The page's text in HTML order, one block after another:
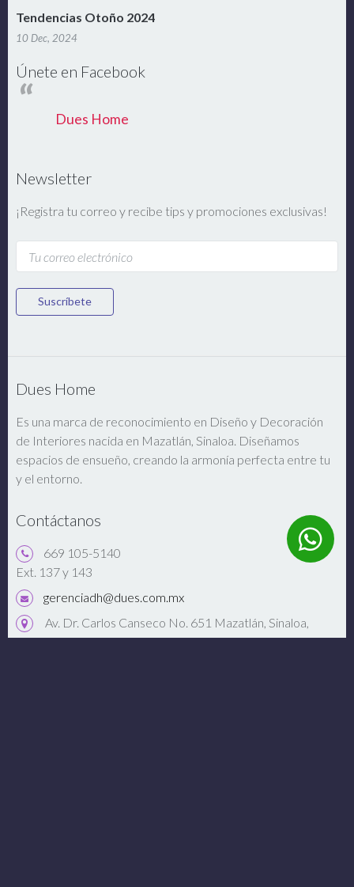
Tendencias Otoño 2024
10 Dec, 2024
Únete en Facebook
Dues Home
Newsletter
¡Registra tu correo y recibe tips y promociones exclusivas!
Suscríbete
Dues Home
Es una marca de reconocimiento en Diseño y Decoración
de Interiores nacida en Mazatlán, Sinaloa. Diseñamos
espacios de ensueño, creando la armonía perfecta entre tu
y el entorno.
Contáctanos
669 105-5140
Ext. 137 y 143
gerenciadh@dues.com.mx
Av. Dr. Carlos Canseco No. 651 Mazatlán, Sinaloa,
México 82127.